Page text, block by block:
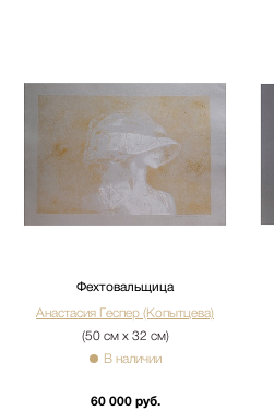
Фехтовальщица
Анастасия Геспер (Копытцева)
(50 см х 32 см)
В наличии
60 000 руб.